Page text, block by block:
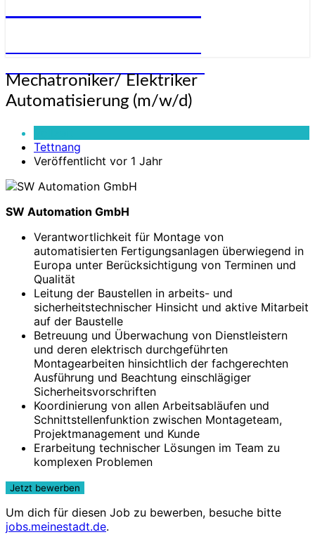
Mechatroniker/
Elektriker
Automatisierung
Mechatroniker/ Elektriker
Automatisierung (m/w/d)
Tettnang
Veröffentlicht vor 1 Jahr
SW Automation GmbH
Verantwortlichkeit für Montage von
automatisierten Fertigungsanlagen überwiegend in
Europa unter Berücksichtigung von Terminen und
Qualität
Leitung der Baustellen in arbeits- und
sicherheitstechnischer Hinsicht und aktive Mitarbeit
auf der Baustelle
Betreuung und Überwachung von Dienstleistern
und deren elektrisch durchgeführten
Montagearbeiten hinsichtlich der fachgerechten
Ausführung und Beachtung einschlägiger
Sicherheitsvorschriften
Koordinierung von allen Arbeitsabläufen und
Schnittstellenfunktion zwischen Montageteam,
Projektmanagement und Kunde
Erarbeitung technischer Lösungen im Team zu
komplexen Problemen
Um dich für diesen Job zu bewerben, besuche bitte
jobs.meinestadt.de.